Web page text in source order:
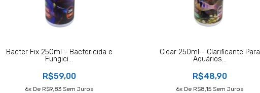
Bacter Fix 250ml - Bactericida e
Fungici...
R$59,00
6X De R$9,83 Sem Juros
Clear 250ml - Clarificante Para
Aquários...
R$48,90
6X De R$8,15 Sem Juros